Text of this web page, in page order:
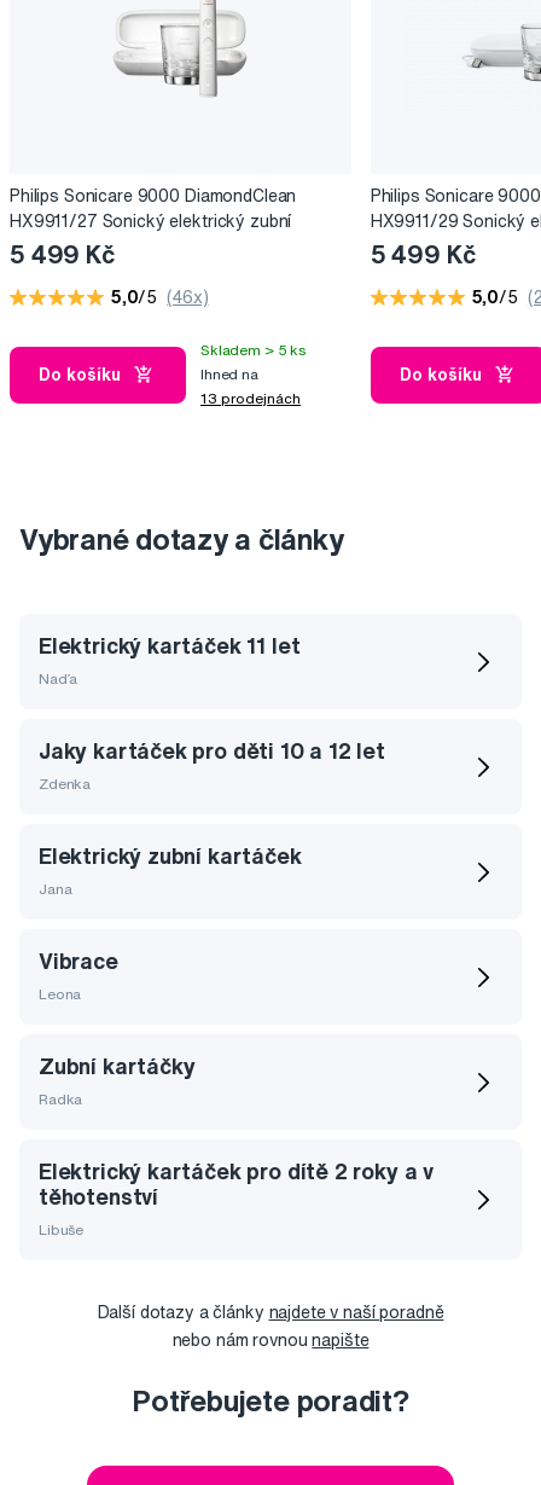
Philips Sonicare 9000 DiamondClean
HX9911/27 Sonický elektrický zubní
kartáček
5 499 Kč
5,0/5 (46x)
Do košíku
Skladem > 5 ks
Ihned na
13 prodejnách
Philips Sonicare
HX9911/29 Sonický
kartáček
5 499 Kč
5,0/5
Do košíku
Vybrané dotazy a články
Elektrický kartáček 11 let
Naďa
Jaky kartáček pro děti 10 a 12 let
Zdenka
Elektrický zubní kartáček
Jana
Vibrace
Leona
Zubní kartáčky
Radka
Elektrický kartáček pro dítě 2 roky a v
těhotenství
Libuše
Další dotazy a články najdete v naší poradně
nebo nám rovnounapište
Potřebujete poradit?